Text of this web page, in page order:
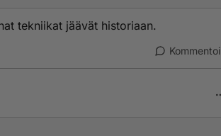
Vaasan läänin puhelin.
tekniikat jäävät historiaan.
Kommentoi